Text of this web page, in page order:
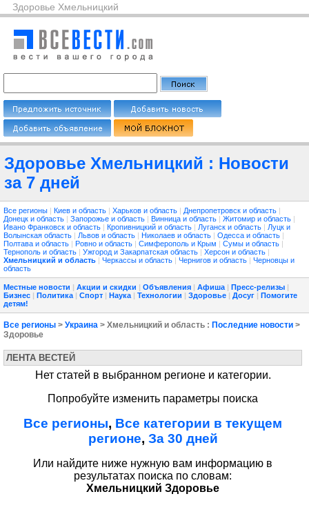
Здоровье Хмельницкий
Здоровье Хмельницкий : Новости
за 7 дней
Все регионы | Киев и область | Харьков и область | Днепропетровск и область |
Донецк и область | Запорожье и область | Винница и область | Житомир и область |
Ивано Франковск и область | Кропивницкий и область | Луганск и область | Луцк и
Волынская область | Львов и область | Николаев и область | Одесса и область |
Полтава и область | Ровно и область | Симферополь и Крым | Сумы и область |
Тернополь и область | Ужгород и Закарпатская область | Херсон и область |
Хмельницкий и область | Черкассы и область | Чернигов и область | Черновцы и
область
Местные новости | Акции и скидки | Объявления | Афиша | Пресс-релизы |
Бизнес | Политика | Спорт | Наука | Технологии | Здоровье | Досуг | Помогите
детям!
Все регионы > Украина > Хмельницкий и область : Последние новости >
Здоровье
ЛЕНТА ВЕСТЕЙ
Нет статей в выбранном регионе и категории.
Попробуйте изменить параметры поиска
Все регионы, Все категории в текущем
регионе, За 30 дней
Или найдите ниже нужную вам информацию в
результатах поиска по словам:
Хмельницкий Здоровье